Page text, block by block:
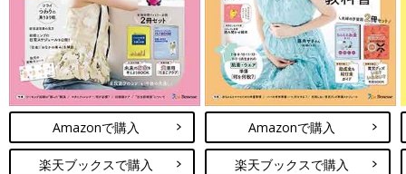
ゴなしでは子育て出来なかったです。なので、３人目も年の差で
生まれたので進化した新しいエルゴをお祝いに買ってもらいまし
た。ただ、インサートなしで使えると言われている利用可能な体
重になっても足が開かない？ため、生後1カ月半くらいまでうち
の子は使えなかったです。
使用期間
生後1カ月半～現在も使用中
主な交通手段
自家用車
Amazonで購入
楽天ブックスで購入
Amazonで購入
楽天ブックスで購入